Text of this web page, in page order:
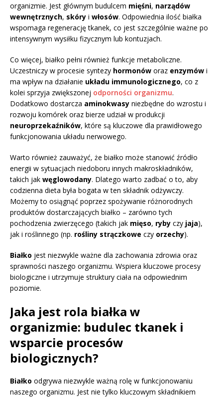
organizmie. Jest głównym budulcem mięśni, narządów
wewnętrznych, skóry i włosów. Odpowiednia ilość białka
wspomaga regenerację tkanek, co jest szczególnie ważne po
intensywnym wysiłku fizycznym lub kontuzjach.
Co więcej, białko pełni również funkcje metaboliczne.
Uczestniczy w procesie syntezy hormonów oraz enzymów i
ma wpływ na działanie układu immunologicznego, co z
kolei sprzyja zwiększonej odporności organizmu.
Dodatkowo dostarcza aminokwasy niezbędne do wzrostu i
rozwoju komórek oraz bierze udział w produkcji
neuroprzekaźników, które są kluczowe dla prawidłowego
funkcjonowania układu nerwowego.
Warto również zauważyć, że białko może stanowić źródło
energii w sytuacjach niedoboru innych makroskładników,
takich jak węglowodany. Dlatego warto zadbać o to, aby
codzienna dieta była bogata w ten składnik odżywczy.
Możemy to osiągnąć poprzez spożywanie różnorodnych
produktów dostarczających białko – zarówno tych
pochodzenia zwierzęcego (takich jak mięso, ryby czy jaja),
jak i roślinnego (np. rośliny strączkowe czy orzechy).
Białko jest niezwykle ważne dla zachowania zdrowia oraz
sprawności naszego organizmu. Wspiera kluczowe procesy
biologiczne i utrzymuje struktury ciała na odpowiednim
poziomie.
Jaka jest rola białka w
organizmie: budulec tkanek i
wsparcie procesów
biologicznych?
Białko odgrywa niezwykle ważną rolę w funkcjonowaniu
naszego organizmu. Jest nie tylko kluczowym składnikiem